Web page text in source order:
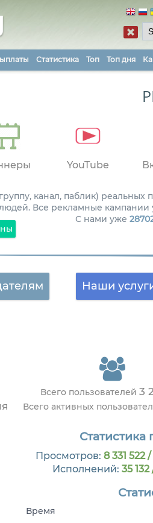
Статистика Топ Топ дня
YouTube
канал, паблик) реальных
Все рекламные
С нами уже
Наши
Всего пользователей 3
Всего активных
Статистика
Просмотров: 8 331 522
Исполнений: 35
Время